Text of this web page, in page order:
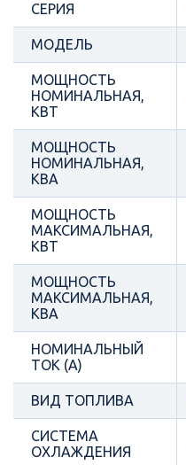
СЕРИЯ
МОДЕЛЬ
МОЩНОСТЬ
НОМИНАЛЬНАЯ,
КВТ
МОЩНОСТЬ
НОМИНАЛЬНАЯ,
КВА
МОЩНОСТЬ
МАКСИМАЛЬНАЯ,
КВТ
МОЩНОСТЬ
МАКСИМАЛЬНАЯ,
КВА
НОМИНАЛЬНЫЙ
ТОК (А)
ВИД ТОПЛИВА
СИСТЕМА
ОХЛАЖДЕНИЯ